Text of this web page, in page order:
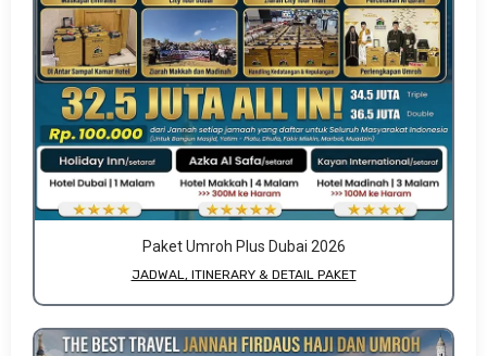
Paket Umroh Plus Dubai 2026
JADWAL, ITINERARY & DETAIL PAKET